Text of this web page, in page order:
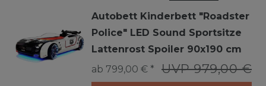
Autobett Kinderbett "Roadster
Police" LED Sound Sportsitze
Lattenrost Spoiler 90x190 cm
UVP 979,00 €
ab 799,00 € *